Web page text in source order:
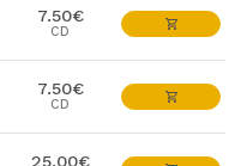
7.50€
CD
7.50€
CD
25.00€